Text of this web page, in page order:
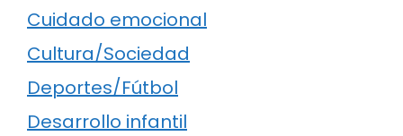
Cuidado emocional
Cultura/Sociedad
Deportes/Fútbol
Desarrollo infantil